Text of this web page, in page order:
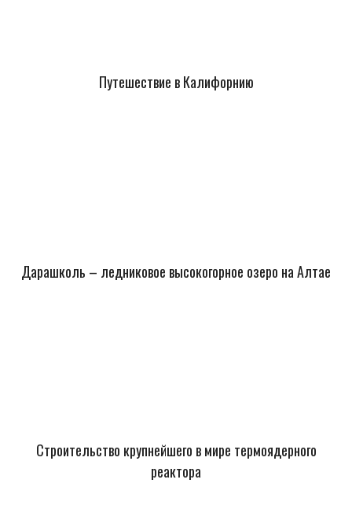
Путешествие в Калифорнию
Дарашколь – ледниковое высокогорное озеро на Алтае
Строительство крупнейшего в мире термоядерного
реактора